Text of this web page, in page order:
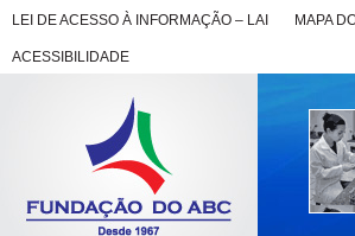
LEI DE ACESSO À INFORMAÇÃO – LAI MAPA
ACESSIBILIDADE